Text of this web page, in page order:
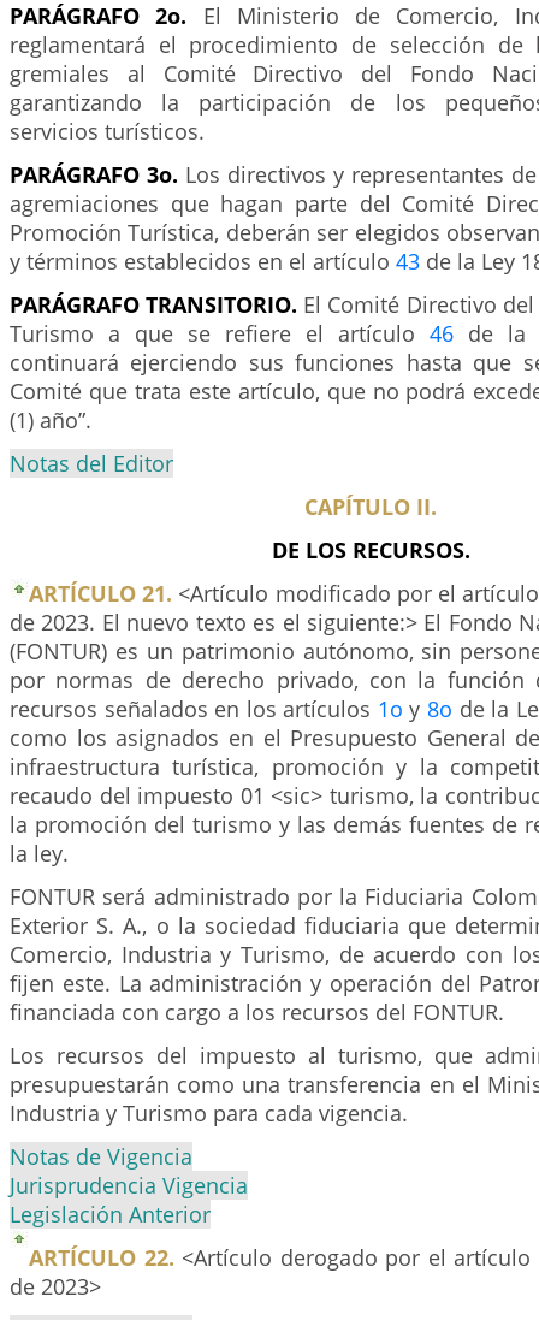
PARÁGRAFO 2o. El Ministerio de Comercio,
reglamentará el procedimiento de selección de
gremiales al Comité Directivo del Fondo
garantizando la participación de los
servicios turísticos.
PARÁGRAFO 3o. Los directivos y representantes
agremiaciones que hagan parte del Comité
Promoción Turística, deberán ser elegidos
y términos establecidos en el artículo 43 de la Ley
PARÁGRAFO TRANSITORIO. El Comité Directivo
Turismo a que se refiere el artículo 46 de la
continuará ejerciendo sus funciones hasta que
Comité que trata este artículo, que no podrá
(1) año”.
Notas del Editor
CAPÍTULO II.
DE LOS RECURSOS.
ARTÍCULO 21. <Artículo modificado por el
de 2023. El nuevo texto es el siguiente:> El Fondo
(FONTUR) es un patrimonio autónomo, sin
por normas de derecho privado, con la función
recursos señalados en los artículos 1o y 8o de la
como los asignados en el Presupuesto General
infraestructura turística, promoción y la
recaudo del impuesto 01 <sic> turismo, la
la promoción del turismo y las demás fuentes de
la ley.
FONTUR será administrado por la Fiduciaria
Exterior S. A., o la sociedad fiduciaria que
Comercio, Industria y Turismo, de acuerdo con
fijen este. La administración y operación del
financiada con cargo a los recursos del FONTUR.
Los recursos del impuesto al turismo, que
presupuestarán como una transferencia en el
Industria y Turismo para cada vigencia.
Notas de Vigencia
Jurisprudencia Vigencia
Legislación Anterior
ARTÍCULO 22. <Artículo derogado por el artículo
de 2023>